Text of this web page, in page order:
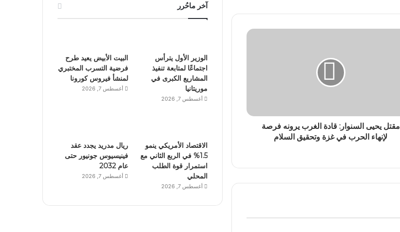
مقتل يحيى السنوار: قادة الغرب يرونه فرصة
لإنهاء الحرب في غزة وتحقيق السلام
آخر ماحُرر
الوزير الأول يترأس
اجتماعًا لمتابعة تنفيذ
المشاريع الكبرى في
موريتانيا
أغسطس 7, 2026
البيت الأبيض يعيد طرح
فرضية التسرب المختبري
لمنشأ فيروس كورونا
أغسطس 7, 2026
الاقتصاد الأمريكي ينمو
1.5% في الربع الثاني مع
استمرار قوة الطلب
المحلي
أغسطس 7, 2026
ريال مدريد يجدد عقد
فينيسيوس جونيور حتى
عام 2032
أغسطس 7, 2026